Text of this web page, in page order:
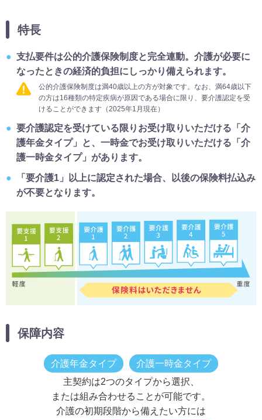
特長
支払要件は公的介護保険制度と完全連動。介護が必要に
なったときの経済的負担にしっかり備えられます。
公的介護保険制度は満40歳以上の方が対象です。なお、満64歳以下
の方は16種類の特定疾病が原因である場合に限り、要介護認定を受
けることができます（2025年1月現在）
要介護認定を受けている限りお受け取りいただける「介
護年金タイプ」と、一時金でお受け取りいただける「介
護一時金タイプ」があります。
「要介護1」以上に認定された場合、以後の保険料払込み
が不要となります。
保障内容
介護年金タイプ
介護一時金タイプ
主契約は2つのタイプから選択、
または組み合わせることが可能です。
介護の初期段階から備えたい方には